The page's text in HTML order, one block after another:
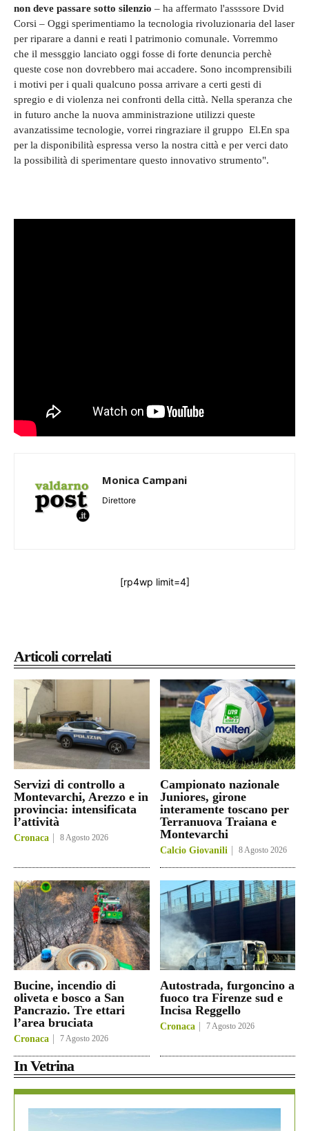
Articoli correlati
Servizi di controllo a
Montevarchi, Arezzo e in
provincia: intensificata
l’attività
Cronaca 8 Agosto 2026
Campionato nazionale
Juniores, girone
interamente toscano per
Terranuova Traiana e
Montevarchi
Calcio Giovanili 8 Agosto 2026
Bucine, incendio di
oliveta e bosco a San
Pancrazio. Tre ettari
l’area bruciata
Cronaca 7 Agosto 2026
Autostrada, furgoncino a
fuoco tra Firenze sud e
Incisa Reggello
Cronaca 7 Agosto 2026
In Vetrina
non deve passare sotto silenzio – ha affermato l'assssore Dvid
Corsi – Oggi sperimentiamo la tecnologia rivoluzionaria del laser
per riparare a danni e reati l patrimonio comunale. Vorremmo
che il messggio lanciato oggi fosse di forte denuncia perchè
queste cose non dovrebbero mai accadere. Sono incomprensibili
i motivi per i quali qualcuno possa arrivare a certi gesti di
spregio e di violenza nei confronti della città. Nella speranza che
in futuro anche la nuova amministrazione utilizzi queste
avanzatissime tecnologie, vorrei ringraziare il gruppo El.En spa
per la disponibilità espressa verso la nostra città e per verci dato
la possibilità di sperimentare questo innovativo strumento".
Monica Campani
Direttore
[rp4wp limit=4]